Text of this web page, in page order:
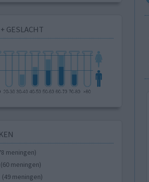
GESLACHT
meningen)
(60 meningen)
(49 meningen)